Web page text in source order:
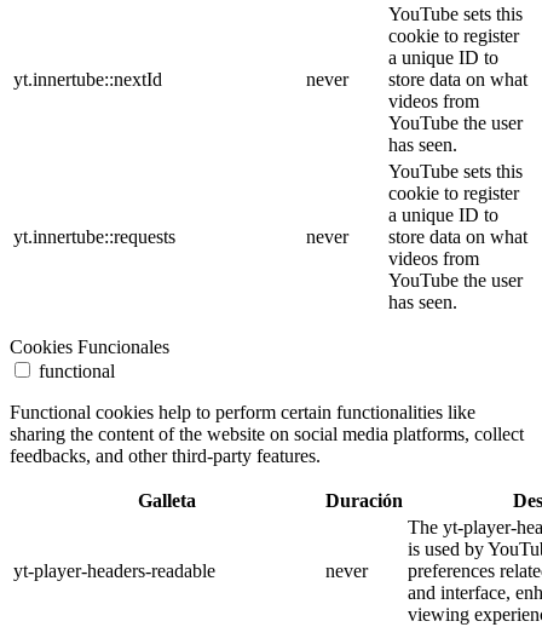
yt.innertube::nextId never
YouTube sets this
cookie to register
a unique ID to
store data on what
videos from
YouTube the user
has seen.
yt.innertube::requests never
YouTube sets this
cookie to register
a unique ID to
store data on what
videos from
YouTube the user
has seen.
Cookies Funcionales
functional
Functional cookies help to perform certain functionalities like
sharing the content of the website on social media platforms, collect
feedbacks, and other third-party features.
Galleta Duración
yt-player-headers-readable never
The yt-player-
is used by
preferences
and interface,
viewing